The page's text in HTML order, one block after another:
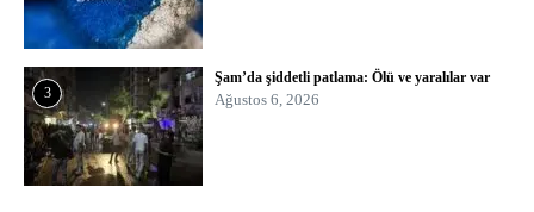
3
Şam’da şiddetli patlama: Ölü ve yaralılar var
Ağustos 6, 2026